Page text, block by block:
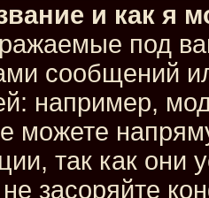
и как я
под
сообщений
например,
можете
так как они
засоряйте